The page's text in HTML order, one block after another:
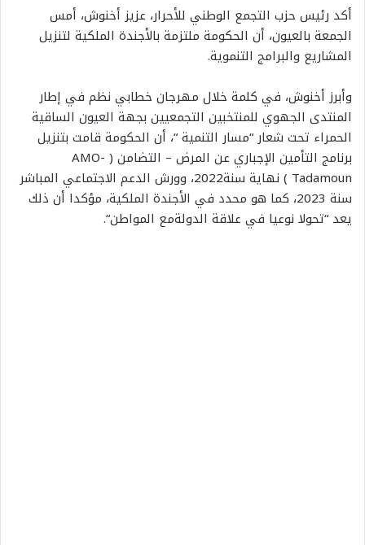
أكد رئيس حزب التجمع الوطني للأحرار، عزيز أخنوش، أمس
الجمعة بالعيون، أن الحكومة ملتزمة بالأجندة الملكية لتنزيل
المشاريع والبرامج التنموية.
وأبرز أخنوش، في كلمة خلال مهرجان خطابي نظم في إطار
المنتدى الجهوي للمنتخبين التجمعيين بجهة العيون الساقية
الحمراء تحت شعار“مسار التنمية“، أن الحكومة قامت بتنزيل
برنامج التأمين الإجباري عن المرض – التضامن ( AMO-
Tadamoun )
نهاية سنة2022، وورش الدعم الاجتماعي المباشر
سنة
، كما هو محدد في الأجندة الملكية، مؤكدا أن ذلك
يعد “تحولا نوعيا في علاقة الدولةمع المواطن“.